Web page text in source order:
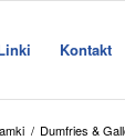
Kontakt
/ Dumfries &